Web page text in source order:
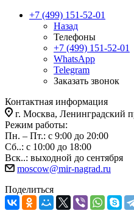
+7 (499) 151-52-01
Назад
Телефоны
+7 (499) 151-52-01
WhatsApp
Telegram
Заказать звонок
Контактная информация
г. Москва, Ленинградский
Режим работы:
Пн. – Пт.: с 9:00 до 20:00
Сб..: с 10:00 до 18:00
Вск..: выходной до сентября
moscow@mir-nagrad.ru
Поделиться